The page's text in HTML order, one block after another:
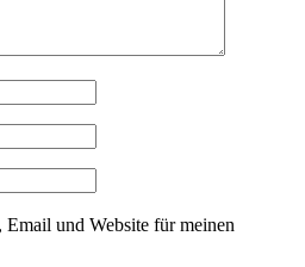
Email und Website für meinen